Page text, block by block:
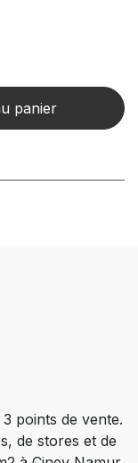
panier
points de vente.
de stores et de